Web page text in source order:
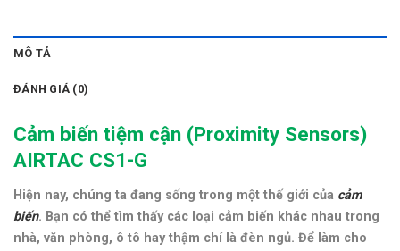
MÔ TẢ
ĐÁNH GIÁ (0)
Cảm biến tiệm cận (Proximity Sensors)
AIRTAC CS1-G
Hiện nay, chúng ta đang sống trong một thế giới của cảm
biến. Bạn có thể tìm thấy các loại cảm biến khác nhau trong
nhà, văn phòng, ô tô hay thậm chí là đèn ngủ. Để làm cho